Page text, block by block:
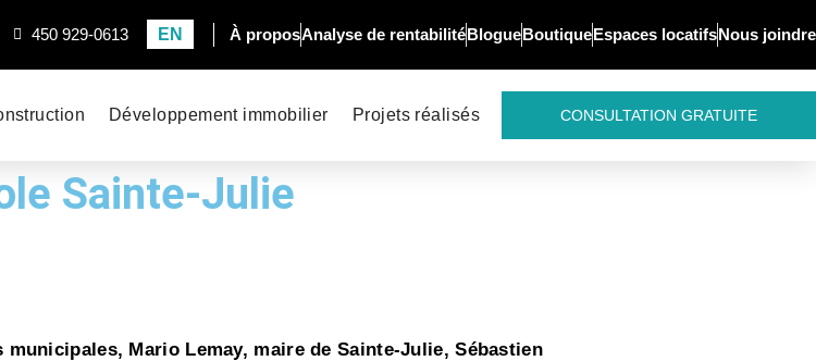
450 929-0613 EN À proposAnalyse de rentabilitéBlogueBoutiqueEspaces locatifsNous joindre
Développement immobilier Projets réalisés CONSULTATION GRATUITE
Sainte-Julie
Mario Lemay, maire de Sainte-Julie, Sébastien